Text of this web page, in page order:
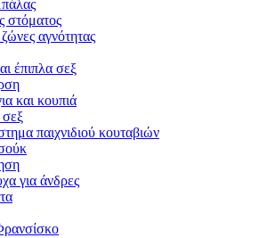
στόματος
αγνότητας
έπιπλα σεξ
και κουπιά
παιχνιδιού κουταβιών
για άνδρες